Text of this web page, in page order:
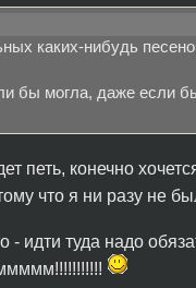
каких-нибудь
бы могла, даже если
петь, конечно
что я ни разу не
- идти туда надо